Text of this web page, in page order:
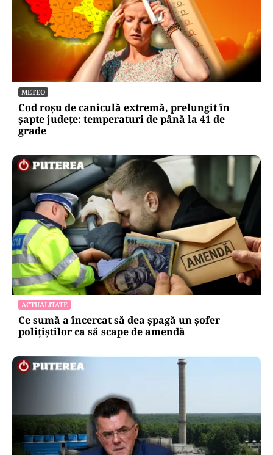
METEO
Cod roșu de caniculă extremă, prelungit în
șapte județe: temperaturi de până la 41 de
grade
ACTUALITATE
Ce sumă a încercat să dea șpagă un șofer
polițiștilor ca să scape de amendă